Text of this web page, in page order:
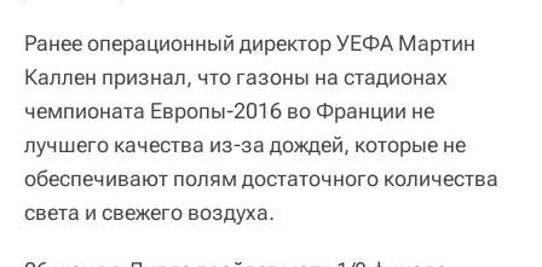
Ранее операционный директор УЕФА Мартин
Каллен признал, что газоны на стадионах
чемпионата Европы-2016 во Франции не
лучшего качества из-за дождей, которые не
обеспечивают полям достаточного количества
света и свежего воздуха.